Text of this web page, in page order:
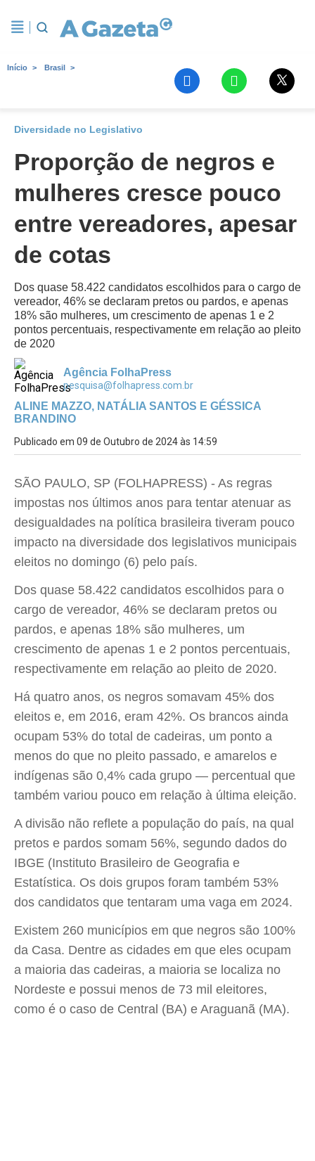
Início Brasil
Diversidade no Legislativo
Proporção de negros e
mulheres cresce pouco
entre vereadores, apesar
de cotas
Dos quase 58.422 candidatos escolhidos para o cargo de
vereador, 46% se declaram pretos ou pardos, e apenas
18% são mulheres, um crescimento de apenas 1 e 2
pontos percentuais, respectivamente em relação ao pleito
de 2020
Agência FolhaPress
pesquisa@folhapress.com.br
ALINE MAZZO, NATÁLIA SANTOS E GÉSSICA
BRANDINO
Publicado em 09 de Outubro de 2024 às 14:59
SÃO PAULO, SP (FOLHAPRESS) - As regras
impostas nos últimos anos para tentar atenuar as
desigualdades na política brasileira tiveram pouco
impacto na diversidade dos legislativos municipais
eleitos no domingo (6) pelo país.
Dos quase 58.422 candidatos escolhidos para o
cargo de vereador, 46% se declaram pretos ou
pardos, e apenas 18% são mulheres, um
crescimento de apenas 1 e 2 pontos percentuais,
respectivamente em relação ao pleito de 2020.
Há quatro anos, os negros somavam 45% dos
eleitos e, em 2016, eram 42%. Os brancos ainda
ocupam 53% do total de cadeiras, um ponto a
menos do que no pleito passado, e amarelos e
indígenas são 0,4% cada grupo — percentual que
também variou pouco em relação à última eleição.
A divisão não reflete a população do país, na qual
pretos e pardos somam 56%, segundo dados do
IBGE (Instituto Brasileiro de Geografia e
Estatística. Os dois grupos foram também 53%
dos candidatos que tentaram uma vaga em 2024.
Existem 260 municípios em que negros são 100%
da Casa. Dentre as cidades em que eles ocupam
a maioria das cadeiras, a maioria se localiza no
Nordeste e possui menos de 73 mil eleitores,
como é o caso de Central (BA) e Araguanã (MA).